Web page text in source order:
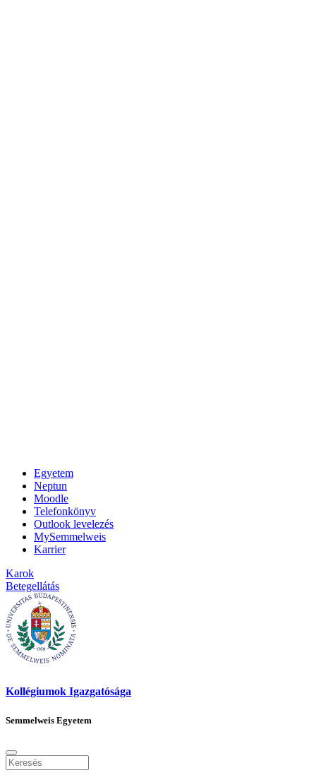
Egyetem
Neptun
Moodle
Telefonkönyv
Outlook levelezés
MySemmelweis
Karrier
Karok
Betegellátás
Kollégiumok Igazgatósága
Semmelweis Egyetem